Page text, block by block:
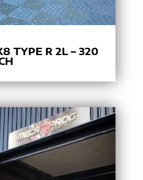
TYPE R 2L – 320